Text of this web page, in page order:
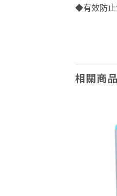
◆有效防止
相關商品